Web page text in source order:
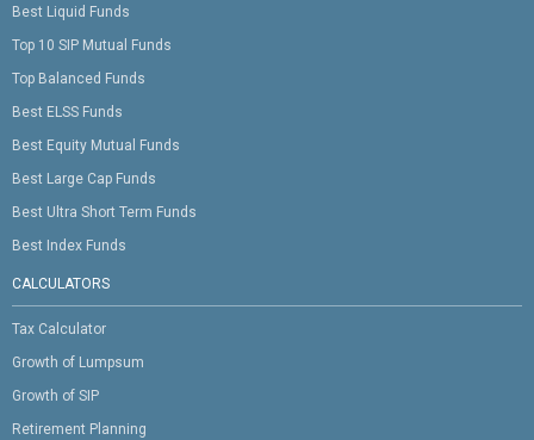
Best Liquid Funds
Top 10 SIP Mutual Funds
Top Balanced Funds
Best ELSS Funds
Best Equity Mutual Funds
Best Large Cap Funds
Best Ultra Short Term Funds
Best Index Funds
CALCULATORS
Tax Calculator
Growth of Lumpsum
Growth of SIP
Retirement Planning